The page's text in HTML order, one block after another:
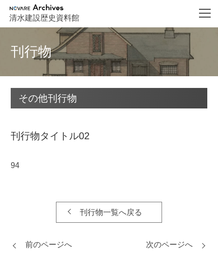
清水建設歴史資料館
刊行物
その他刊行物
刊行物タイトル02
94
刊行物一覧へ戻る
前のページへ 次のページへ